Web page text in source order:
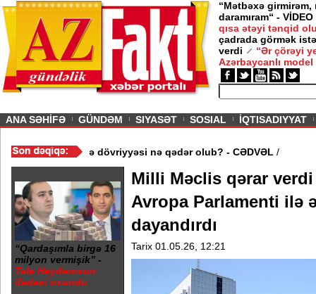
“Mətbəxə girmirəm,
daramıram“ - VİDEO
qısa ətəyi tənqid
çadrada görmək
verdi
“Ər çörəyi
Azərbaycanlı model
ANA SƏHİFƏ GÜNDƏM SIYASƏT SOSIAL İQTISADIYYAT
yanvar-iyul üzrə dövriyyəsi nə qədər olub? - CƏDVƏL
“Qardaşımla birgə 16
milyon vermişik” -
Tale Heydərovun
ifadəsi oxundu
Milli Məclis qərar
Avropa Parlamenti ilə
dayandırdı
Tarix 01.05.26, 12:21